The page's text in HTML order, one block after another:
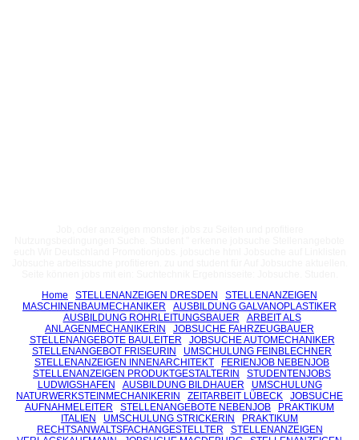
Home
STELLENANZEIGEN DRESDEN
STELLENANZEIGEN
MASCHINENBAUMECHANIKER
AUSBILDUNG GALVANOPLASTIKER
AUSBILDUNG ROHRLEITUNGSBAUER
ARBEIT ALS
ANLAGENMECHANIKERIN
JOBSUCHE FAHRZEUGBAUER
STELLENANGEBOTE BAULEITER
JOBSUCHE AUTOMECHANIKER
STELLENANGEBOT FRISEURIN
UMSCHULUNG FEINBLECHNER
STELLENANZEIGEN INNENARCHITEKT
FERIENJOB NEBENJOB
STELLENANZEIGEN PRODUKTGESTALTERIN
STUDENTENJOBS
LUDWIGSHAFEN
AUSBILDUNG BILDHAUER
UMSCHULUNG
NATURWERKSTEINMECHANIKERIN
ZEITARBEIT LÜBECK
JOBSUCHE
AUFNAHMELEITER
STELLENANGEBOTE NEBENJOB
PRAKTIKUM
ITALIEN
UMSCHULUNG STRICKERIN
PRAKTIKUM
RECHTSANWALTSFACHANGESTELLTER
STELLENANZEIGEN